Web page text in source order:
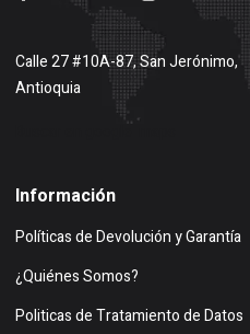
Calle 27 #10A-87, San Jerónimo,
Antioquia
Información
Políticas de Devolución y Garantía
¿Quiénes Somos?
Politicas de Tratamiento de Datos